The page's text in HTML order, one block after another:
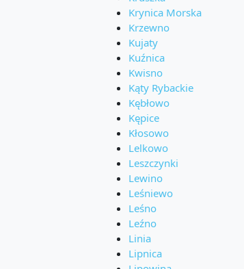
Krynica Morska
Krzewno
Kujaty
Kuźnica
Kwisno
Kąty Rybackie
Kębłowo
Kępice
Kłosowo
Lelkowo
Leszczynki
Lewino
Leśniewo
Leśno
Leźno
Linia
Lipnica